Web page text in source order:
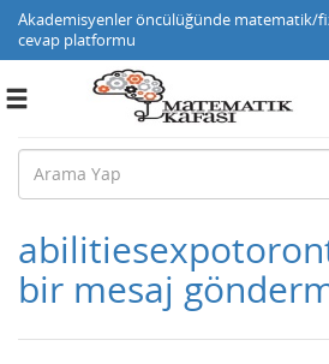
Akademisyenler öncülüğünde matematik/
cevap platformu
Toggle
bir mesaj